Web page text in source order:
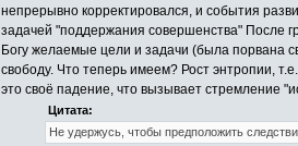
непрерывно корректировался, и события
задачей "поддержания совершенства" После
Богу желаемые цели и задачи (была порвана
свободу. Что теперь имеем? Рост энтропии,
это своё падение, что вызывает стремление
Цитата:
Не удержусь, чтобы предположить